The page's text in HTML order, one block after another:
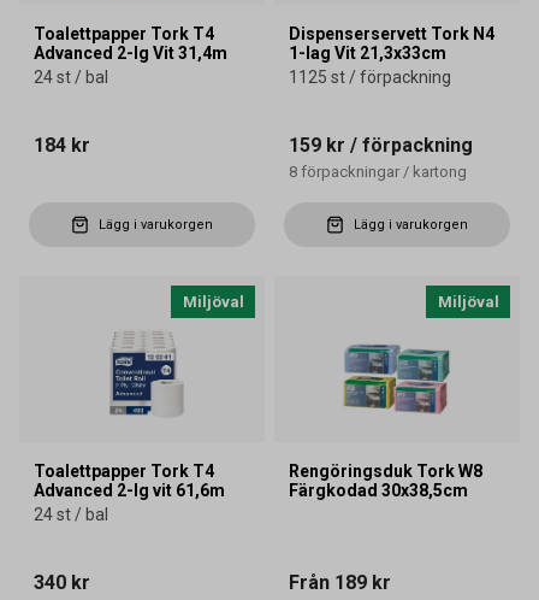
Toalettpapper Tork T4
Advanced 2-lg Vit 31,4m
24 st / bal
184 kr
Lägg i varukorgen
Dispenserservett Tork N4
1-lag Vit 21,3x33cm
1125 st / förpackning
159 kr / förpackning
8 förpackningar / kartong
Lägg i varukorgen
Miljöval
Toalettpapper Tork T4
Advanced 2-lg vit 61,6m
24 st / bal
340 kr
Miljöval
Rengöringsduk Tork W8
Färgkodad 30x38,5cm
Från 189 kr